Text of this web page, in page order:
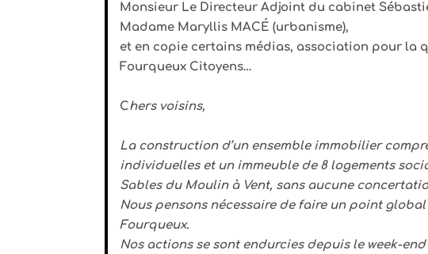
Monsieur Le Directeur Adjoint du cabinet
Madame Maryllis MACÉ (urbanisme),
et en copie certains médias, association pour la
Fourqueux Citoyens…
Chers voisins,
La construction d’un ensemble immobilier
individuelles et un immeuble de 8 logements
Sables du Moulin à Vent, sans aucune
Nous pensons nécessaire de faire un point global
Fourqueux.
Nos actions se sont endurcies depuis le week-